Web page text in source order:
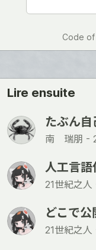
Code
Lire ensuite
たぶん
南 瑞朋 -
人工言
21世紀之人
どこで公
21世紀之人